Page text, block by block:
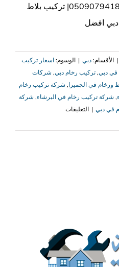
شركة تركيب رخام في دبي |0509079418| تركيب بلاط
افضل
| الأقسام: دبي | الوسوم: اسعار تركيب
في دبي, تركيب رخام دبي, شركات
ورخام في الجميرا, شركة تركيب رخام
, شركة تركيب رخام في البرشاء, شركة
في دبي | التعليقاتعلى
تركيب